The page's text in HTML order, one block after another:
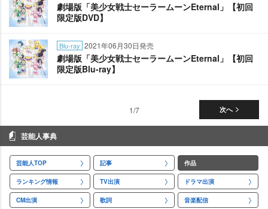
劇場版「美少女戦士セーラームーンEternal」【初回
限定版DVD】
Blu-ray 2021年06月30日発売
劇場版「美少女戦士セーラームーンEternal」【初回
限定版Blu-ray】
次へ
1/7
芸能人事典
芸能人TOP 記事 作品
ランキング情報 TV出演 ドラマ出演
CM出演 歌詞 音楽配信